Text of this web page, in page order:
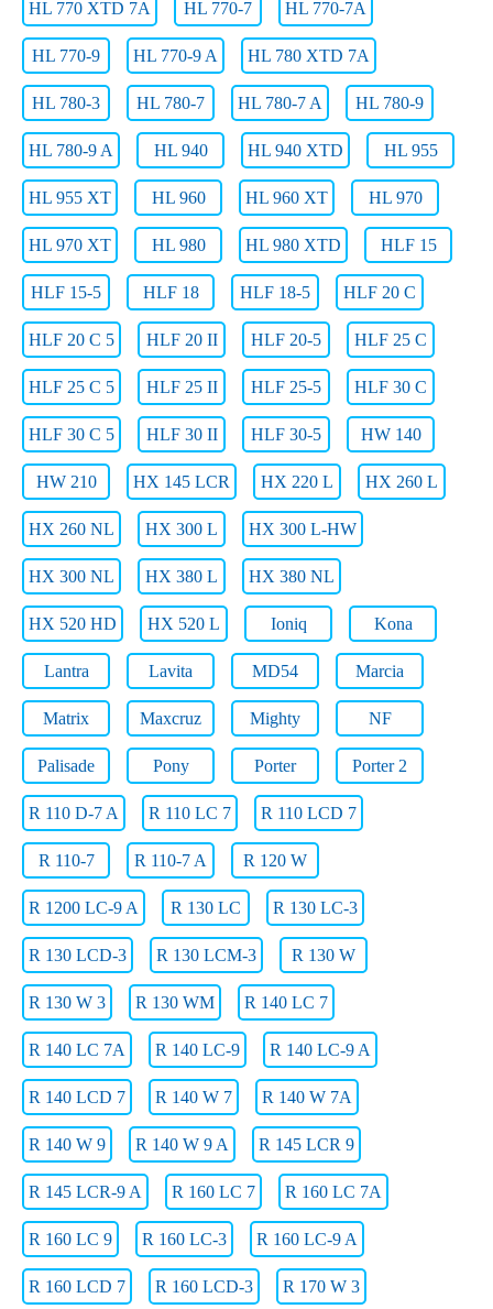
HL 770 XTD 7A HL 770-7 HL 770-7A
HL 770-9 HL 770-9 A HL 780 XTD 7A
HL 780-3 HL 780-7 HL 780-7 A HL 780-9
HL 780-9 A HL 940 HL 940 XTD HL 955
HL 955 XT HL 960 HL 960 XT HL 970
HL 970 XT HL 980 HL 980 XTD HLF 15
HLF 15-5 HLF 18 HLF 18-5 HLF 20 C
HLF 20 C 5 HLF 20 II HLF 20-5 HLF 25 C
HLF 25 C 5 HLF 25 II HLF 25-5 HLF 30 C
HLF 30 C 5 HLF 30 II HLF 30-5 HW 140
HW 210 HX 145 LCR HX 220 L HX 260 L
HX 260 NL HX 300 L HX 300 L-HW
HX 300 NL HX 380 L HX 380 NL
HX 520 HD HX 520 L Ioniq Kona
Lantra Lavita MD54 Marcia
Matrix Maxcruz Mighty NF
Palisade Pony Porter Porter 2
R 110 D-7 A R 110 LC 7 R 110 LCD 7
R 110-7 R 110-7 A R 120 W
R 1200 LC-9 A R 130 LC R 130 LC-3
R 130 LCD-3 R 130 LCM-3 R 130 W
R 130 W 3 R 130 WM R 140 LC 7
R 140 LC 7A R 140 LC-9 R 140 LC-9 A
R 140 LCD 7 R 140 W 7 R 140 W 7A
R 140 W 9 R 140 W 9 A R 145 LCR 9
R 145 LCR-9 A R 160 LC 7 R 160 LC 7A
R 160 LC 9 R 160 LC-3 R 160 LC-9 A
R 160 LCD 7 R 160 LCD-3 R 170 W 3